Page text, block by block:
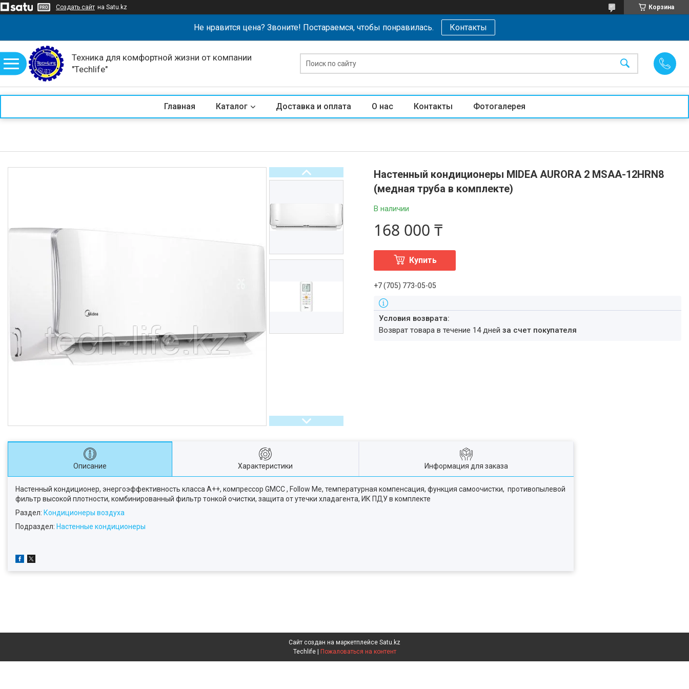
Создать сайт на Satu.kz Корзина
Не нравится цена? Звоните! Постараемся, чтобы понравилась. Контакты
Техника для комфортной жизни от компании
"Techlife"
Главная Каталог Доставка и оплата О нас Контакты Фотогалерея
Настенный кондиционеры MIDEA AURORA 2 MSAA-12HRN8
(медная труба в комплекте)
В наличии
168 000 ₸
Купить
+7 (705) 773-05-05
возврат товара в течение 14 днейза счет покупателя
Описание Характеристики Информация для заказа
Настенный кондиционер, энергоэффективность класса А++, компрессор GMCC , Follow Me, температурная компенсация, функция самоочистки, противопылевой
фильтр высокой плотности, комбинированный фильтр тонкой очистки, защита от утечки хладагента, ИК ПДУ в комплекте
Раздел: Кондиционеры воздуха
Подраздел: Настенные кондиционеры
Сайт создан на маркетплейсе Satu.kz
Пожаловаться на контент